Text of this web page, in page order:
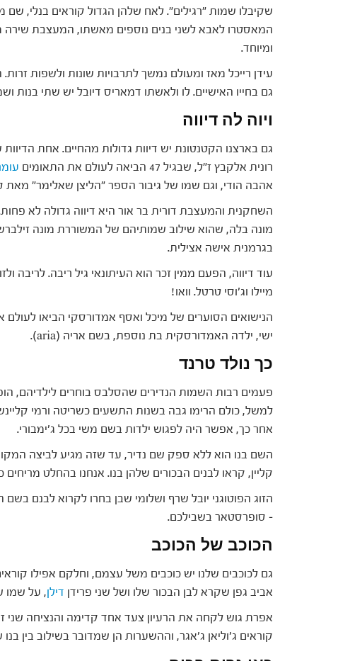
שקיבלו שמות "רגילים". לאח שלהן הגדול קוראים בנלי, שם
המאסטרו לאבא לשני בנים נוספים מאשתו, המעצבת שירה
ומיוחד.
עידן רייכל מאז ומעולם נמשך לתרבויות שונות ולשפות
גם בחייו האישיים. לו ולאשתו דמאריס דיובל יש שתי בנות
ויוה לה דיווה
גם בארצנו הקטנטונת יש דיוות גדולות מהחיים. אחת
רונית אלקבץ ז"ל, שבגיל 47 הביאה לעולם את התאומים
אהבה הודי, וגם שמו של גיבור הספר "הליצן שאלימר" מאת
השחקנית והמעצבת דורית בר אור היא דיווה גדולה לא
מונה בלה, שהוא שילוב שמותיהם של המשוררת מונה
בגרמנית אישה אצילית.
עוד דיווה, הפעם ממין זכר הוא העיתונאי גיל ריבה. לריבה
מיילו וג'וסי טרטל. וואו!
הנישואים הסוערים של מיכל ואסף אמדורסקי הביאו לעולם
ישי, ילדה האמדורסקית בת נוספת, בשם אריה (aria).
כך נולד טרנד
פעמים רבות השמות הנדירים שהסלבס בוחרים לילדיהם,
למשל, כולם הרימו גבה בשנות התשעים כשריטה ורמי
אחר כך, אפשר היה לפגוש ילדות בשם משי בכל ג'ימבורי.
השם בנו הוא ללא ספק שם נדיר, עד שזה מגיע לביצה
קליין, קראו לבנים הבכורים שלהן בנו. אנחנו בהחלט
הזוג הפוטוגני יובל שרף ושלומי שבן בחרו לקרוא לבנם בשם
– סופרסטאר בשבילכם.
הכוכב של הכוכב
גם לכוכבים שלנו יש כוכבים משל עצמם, וחלקם אפילו
אביב גפן שקרא לבן הבכור שלו ושל שני פרידן דילן, על שמו
אפרת גוש לקחה את הרעיון צעד אחד קדימה והנציחה שני
קוראים ג'וליאן ג'אגר, וההשערות הן שמדובר בשילוב בין